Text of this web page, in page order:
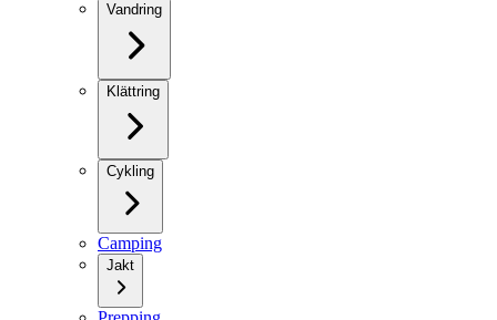
Vandring
Klättring
Cykling
Camping
Jakt